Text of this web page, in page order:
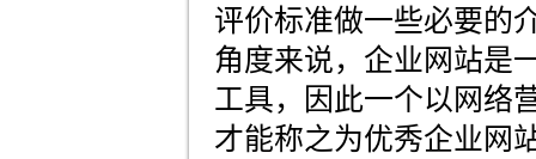
评价标准做一些必要的
角度来说，企业网站是
工具，因此一个以网络
才能称之为优秀企业网